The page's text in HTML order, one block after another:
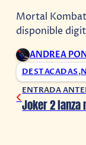
Mortal
disponible
ANDREA
DESTACADAS,
ENTRADA